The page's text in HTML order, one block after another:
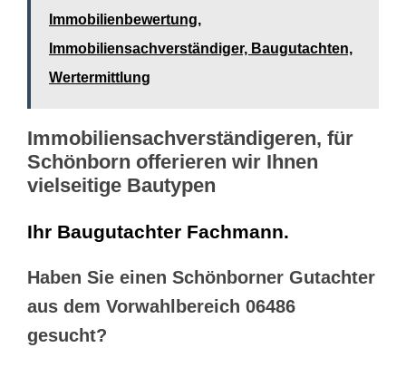
Immobilienbewertung,
Immobiliensachverständiger, Baugutachten,
Wertermittlung
Immobiliensachverständigeren, für
Schönborn offerieren wir Ihnen
vielseitige Bautypen
Ihr Baugutachter Fachmann.
Haben Sie einen Schönborner Gutachter
aus dem Vorwahlbereich 06486
gesucht?